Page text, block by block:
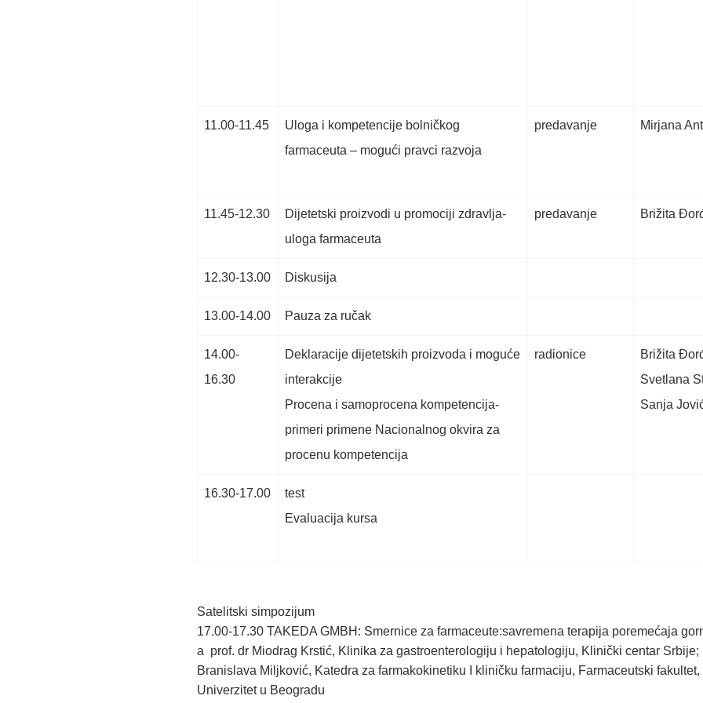
11.00-11.45
Uloga i kompetencije bolničkog
farmaceuta – mogući pravci razvoja
predavanje Mirjana
11.45-12.30
Dijetetski proizvodi u promociji zdravlja-
uloga farmaceuta
predavanje Brižita
12.30-13.00 Diskusija
13.00-14.00 Pauza za ručak
14.00-
16.30
Deklaracije dijetetskih proizvoda i moguće
interakcije
Procena i samoprocena kompetencija-
primeri primene Nacionalnog okvira za
procenu kompetencija
radionice
Brižita
Svetlana
Sanja
16.30-17.00
test
Evaluacija kursa
Satelitski simpozijum
17.00-17.30 TAKEDA GMBH: Smernice za farmaceute:savremena terapija poremećaja
a prof. dr Miodrag Krstić, Klinika za gastroenterologiju i hepatologiju, Klinički centar Srbije;
Branislava Miljković, Katedra za farmakokinetiku I kliničku farmaciju, Farmaceutski fakultet,
Univerzitet u Beogradu